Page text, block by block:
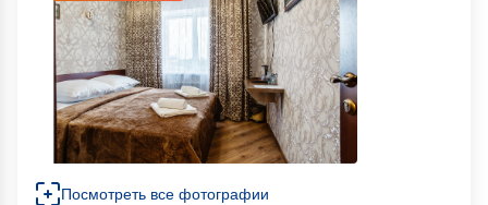
Посмотреть все фотографии